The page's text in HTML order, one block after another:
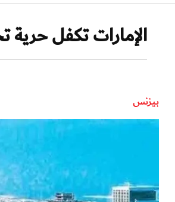
الإمارات تكفل حرية
بيزنس